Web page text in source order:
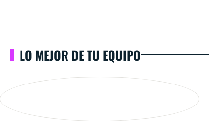
LO MEJOR DE TU EQUIPO